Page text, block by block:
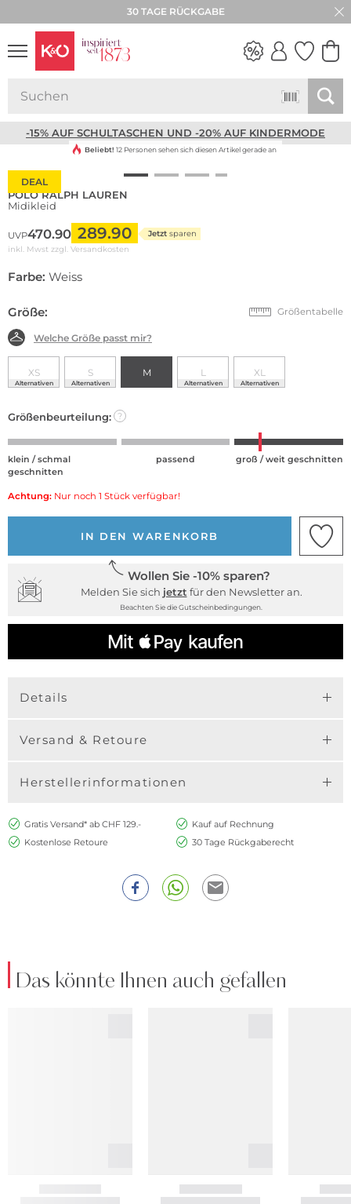
30 TAGE RÜCKGABE
-15% AUF SCHULTASCHEN UND -20% AUF KINDERMODE
DEAL
Beliebt! 12 Personen sehen sich diesen Artikel gerade an
POLO RALPH LAUREN
Midikleid
UVP470.90 289.90 Jetzt sparen
inkl. Mwst zzgl. Versandkosten
Farbe: Weiss
Größe: Größentabelle
Welche Größe passt mir?
XS
Alternativen
S
Alternativen
M L
Alternativen
XL
Alternativen
Größenbeurteilung: ?
klein / schmal
geschnitten
passend groß / weit geschnitten
Achtung: Nur noch 1 Stück verfügbar!
IN DEN WARENKORB
Wollen Sie -10% sparen?
Melden Sie sich jetzt für den Newsletter an.
Beachten Sie die Gutscheinbedingungen.
Details
Versand & Retoure
Herstellerinformationen
Gratis Versand* ab CHF 129.-
Kauf auf Rechnung
Kostenlose Retoure
30 Tage Rückgaberecht
Das könnte Ihnen auch gefallen